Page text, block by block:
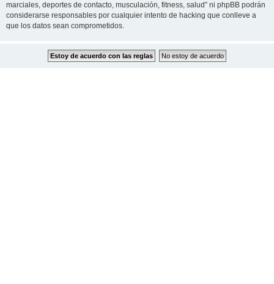
marciales, deportes de contacto, musculación, fitness, salud” ni phpBB podrán
considerarse responsables por cualquier intento de hacking que conlleve a
que los datos sean comprometidos.